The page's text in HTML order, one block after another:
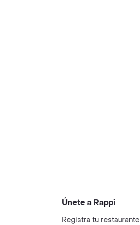
Únete a Rappi
Registra tu restaurante